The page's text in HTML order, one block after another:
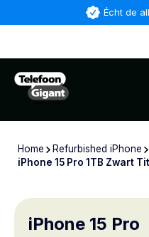
Écht de
Home Refurbished iPhone
iPhone 15 Pro 1TB Zwart
iPhone 15 Pro